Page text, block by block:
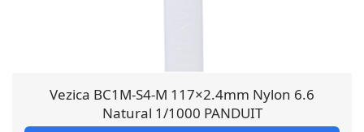
Vezica BC1M-S4-M 117×2.4mm Nylon 6.6
Natural 1/1000 PANDUIT